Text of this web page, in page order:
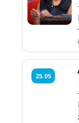
25.05